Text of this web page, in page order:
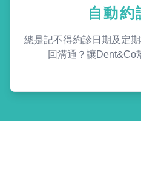
自動約
總是記不得約診日期及定
回溝通？讓Dent&Co